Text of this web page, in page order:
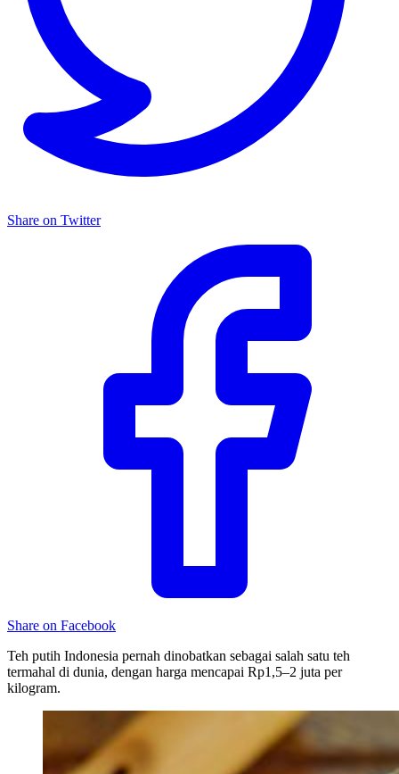
Share on Twitter
Share on Facebook
Teh putih Indonesia pernah dinobatkan sebagai salah satu teh
termahal di dunia, dengan harga mencapai Rp1,5–2 juta per
kilogram.